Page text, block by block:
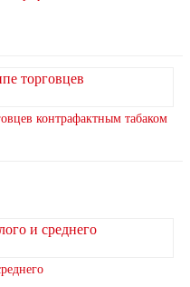
контрафактным табаком